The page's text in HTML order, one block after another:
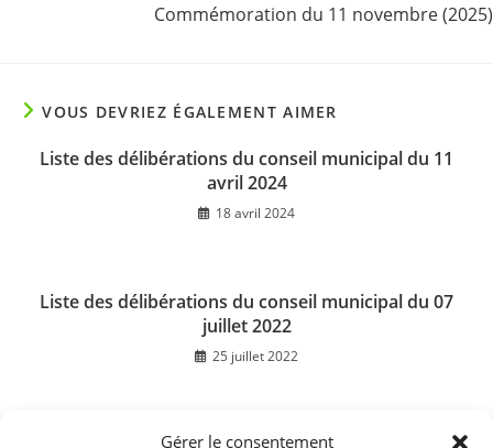
Gérer le consentement
Commémoration du 11 novembre (2025)
VOUS DEVRIEZ ÉGALEMENT AIMER
Liste des délibérations du conseil municipal du 11
avril 2024
18 avril 2024
Liste des délibérations du conseil municipal du 07
juillet 2022
25 juillet 2022